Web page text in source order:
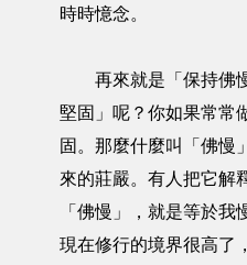
時時憶念。
再來就是「保持佛慢
堅固」呢？你如果常常
固。那麼什麼叫「佛慢
來的莊嚴。有人把它解
「佛慢」，就是等於
現在修行的境界很高了